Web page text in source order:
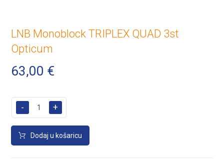
LNB Monoblock TRIPLEX QUAD 3st
Opticum
63,00 €
- +
Dodaj u košaricu